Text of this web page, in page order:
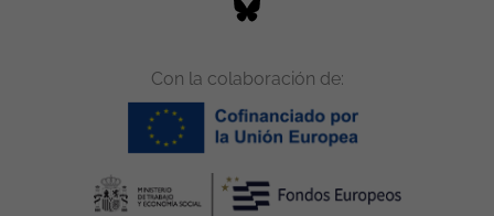
Con la colaboración de: